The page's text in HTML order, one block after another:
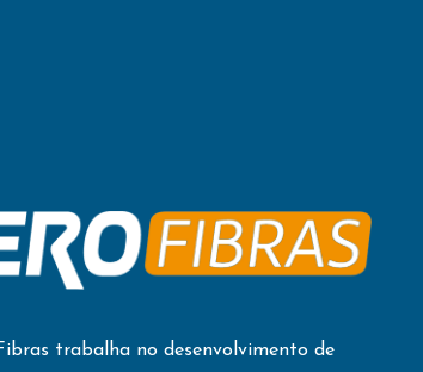
trabalha no desenvolvimento de